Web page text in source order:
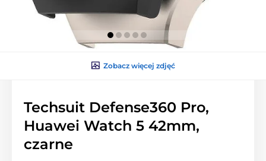
Zobacz więcej zdjęć
Techsuit Defense360 Pro,
Huawei Watch 5 42mm,
czarne